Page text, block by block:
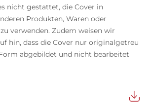
nicht gestattet, die Cover in
Produkten, Waren oder
verwenden. Zudem weisen wir
hin, dass die Cover nur originalgetreu
abgebildet und nicht bearbeitet